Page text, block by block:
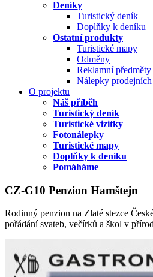
Deníky
Turistický deník
Doplňky k deníku
Ostatní produkty
Turistické mapy
Odměny
Reklamní předměty
Nálepky
O projektu
Náš příběh
Turistický deník
Turistické vizitky
Fotonálepky
Turistické mapy
Doplňky k deníku
Pomáháme
CZ-G10 Penzion Hamštejn
Rodinný penzion na Zlaté stezce
pořádání svateb, večírků a škol v